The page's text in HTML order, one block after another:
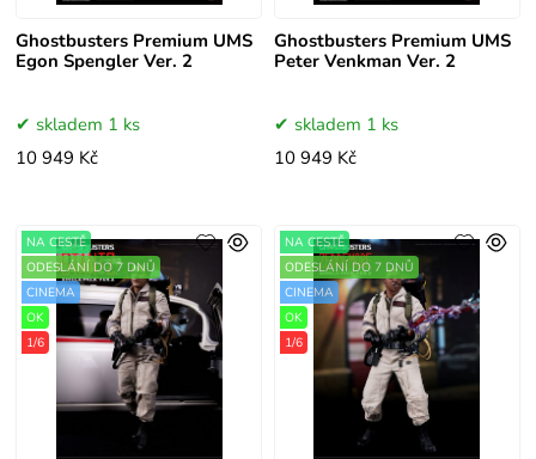
Ghostbusters Premium UMS
Egon Spengler Ver. 2
skladem 1 ks
10 949 Kč
Ghostbusters Premium UMS
Peter Venkman Ver. 2
skladem 1 ks
10 949 Kč
NA CESTĚ
ODESLÁNÍ DO 7 DNŮ
CINEMA
OK
1/6
NA CESTĚ
ODESLÁNÍ DO 7 DNŮ
CINEMA
OK
1/6